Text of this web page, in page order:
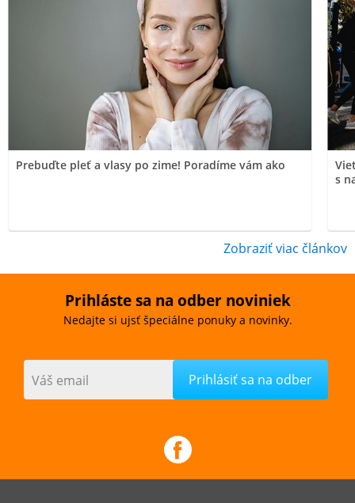
Prebuďte pleť a vlasy po zime! Poradíme vám ako
s
Zobraziť viac článkov
Prihláste sa na odber noviniek
Nedajte si ujsť špeciálne ponuky a novinky.
Váš email